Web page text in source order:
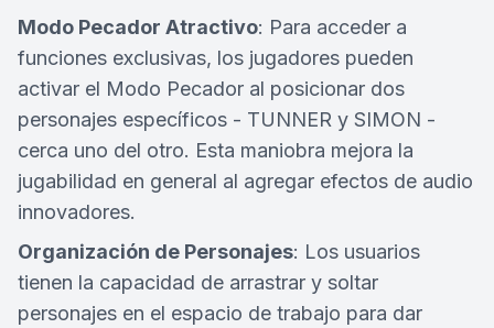
Modo Pecador Atractivo: Para acceder a
funciones exclusivas, los jugadores pueden
activar el Modo Pecador al posicionar dos
personajes específicos - TUNNER y SIMON -
cerca uno del otro. Esta maniobra mejora la
jugabilidad en general al agregar efectos de audio
innovadores.
Organización de Personajes: Los usuarios
tienen la capacidad de arrastrar y soltar
personajes en el espacio de trabajo para dar